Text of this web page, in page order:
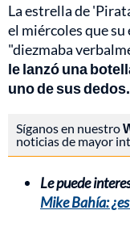
La estrella de
el miércoles que
"diezmaba
le lanzó una
uno de sus dedos.
Síganos en nuestro
noticias de mayor
Le puede
Mike Bahía: